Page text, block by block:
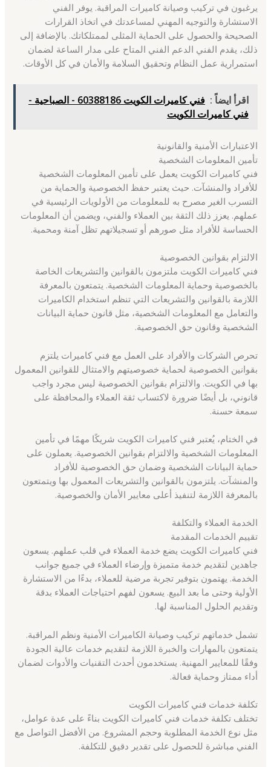
يرغبون في تركيب وصيانة كاميرات المراقبة. يوفر الفني
الاستشارة والتوجيه المهني لمساعدتك في اتخاذ القرارات
الصحيحة والحصول على الحماية المثلى لممتلكاتك. بالإضافة إلى
ذلك، يقدم الفني الدعم الفني المتاح على مدار الساعة لضمان
استمرارية عمل النظام وتحقيق السلامة والأمان في كل الأوقات.
اقرأ ايضاً :
فني كاميرات الكويت 60388186 - الصباحية -
فني كاميرات الكويت
الاعتبارات الأمنية والقانونية
تأمين المعلومات الشخصية
فني كاميرات الكويت يعمل على تأمين المعلومات الشخصية
للأفراد والمنشآت. حيث يعتبر حفظ الخصوصية والحماية من
التسرب الغير مصرح به للمعلومات من الأولويات الرئيسية في
عملهم. يعزز ذلك الثقة بين العملاء والفني، ويضمن أن المعلومات
الحساسة للأفراد مثل صورهم أو تسجيلاتهم تظل آمنة ومحمية.
الالتزام بقوانين الخصوصية
فني كاميرات الكويت ملتزمون بالقوانين والتشريعات الخاصة
بالخصوصية وحماية المعلومات الشخصية. يتمتعون بالمعرفة
اللازمة بالقوانين والتشريعات التي تنظم استخدام الكاميرات
والتعامل مع المعلومات الشخصية، مثل قانون حماية البيانات
الشخصية وقانون حق الخصوصية.
تحرص الشركات والأفراد على العمل مع فني كاميرات يلتزم
بقوانين الخصوصية لحماية خصوصيتهم والامتثال للقوانين المعمول
بها في الكويت. والالتزام بقوانين الخصوصية ليس مجرد واجب
قانوني، بل أيضًا ضرورة لاكتساب ثقة العملاء والمحافظة على
سمعة حسنة.
في الختام، يُعتبر فني كاميرات الكويت شريكًا مهمًا في تأمين
المعلومات الشخصية والالتزام بقوانين الخصوصية. يعملون على
حماية البيانات الشخصية وضمان حق الخصوصية للأفراد
والمنشآت. يلتزمون بالقوانين والتشريعات المعمول بها ويتمتعون
بالمعرفة اللازمة لتنفيذ أعلى معايير الأمان والخصوصية.
الخدمة العملاء والتكلفة
تقييم الخدمات المقدمة
فني كاميرات الكويت يضع خدمة العملاء في قلب عملهم. يسعون
جاهدين لتقديم خدمة متميزة وإرضاء العملاء في جميع جوانب
الخدمة. يهتمون بتوفير تجربة مرضية للعملاء، بدءًا من الاستشارة
الأولية وحتى ما بعد البيع. يسعون لفهم احتياجات العملاء بدقة
وتقديم الحلول المناسبة لها.
تشمل خدماتهم تركيب وصيانة الكاميرات الأمنية ونظم المراقبة.
يتمتعون بالمهارات والخبرة اللازمة لتقديم خدمات عالية الجودة
وفقًا للمعايير المهنية. يستخدمون أحدث التقنيات والأدوات لضمان
أداء ممتاز وحماية فعالة.
تكلفة خدمات فني كاميرات الكويت
تختلف تكلفة خدمات فني كاميرات الكويت بناءً على عدة عوامل،
مثل نوع الخدمة المطلوبة وحجم المشروع. من الأفضل التواصل مع
الفني مباشرة للحصول على تقدير دقيق للتكلفة.